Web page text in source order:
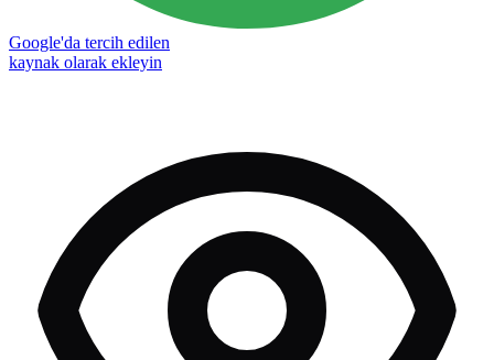
Google'da tercih edilen
kaynak olarak ekleyin